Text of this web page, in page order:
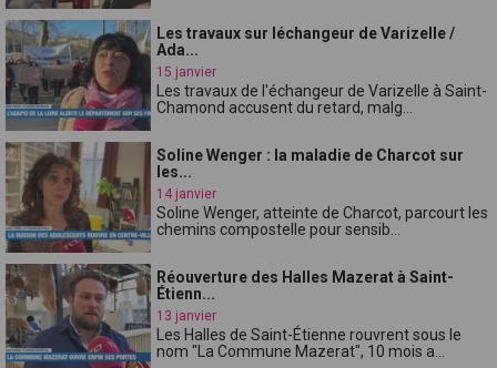
Les travaux sur léchangeur de Varizelle /
Ada...
15 janvier
Les travaux de l'échangeur de Varizelle à Saint-
Chamond accusent du retard, malg...
Soline Wenger : la maladie de Charcot sur
les...
14 janvier
Soline Wenger, atteinte de Charcot, parcourt les
chemins compostelle pour sensib...
Réouverture des Halles Mazerat à Saint-
Étienn...
13 janvier
Les Halles de Saint-Étienne rouvrent sous le
nom "La Commune Mazerat", 10 mois a...